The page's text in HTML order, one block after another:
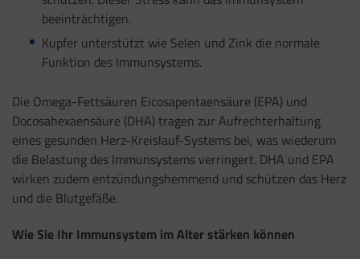
beeinträchtigen.
Kupfer unterstützt wie Selen und Zink die normale
Funktion des Immunsystems.
Die Omega-Fettsäuren Eicosapentaensäure (EPA) und
Docosahexaensäure (DHA) tragen zur Aufrechterhaltung
eines gesunden Herz-Kreislauf-Systems bei, was wiederum
die Belastung des Immunsystems verringert. DHA und EPA
wirken zudem entzündungshemmend und schützen das Herz
und die Blutgefäße.
Wie Sie Ihr Immunsystem im Alter stärken können